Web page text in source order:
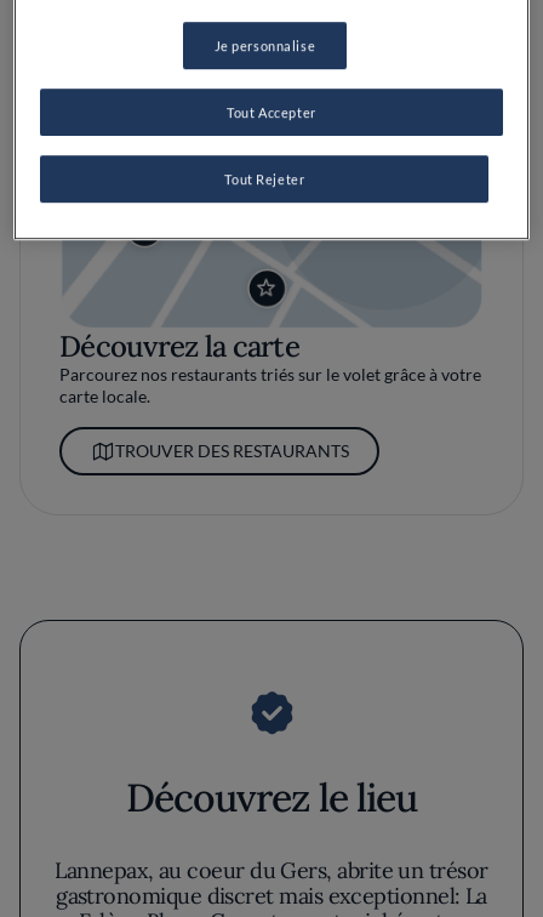
Découvrez la carte
Parcourez nos restaurants triés sur le volet grâce à votre
carte locale.
TROUVER DES RESTAURANTS
Découvrez le lieu
Lannepax, au coeur du Gers, abrite un trésor
gastronomique discret mais exceptionnel: La
Je personnalise
Tout Rejeter
Tout Accepter